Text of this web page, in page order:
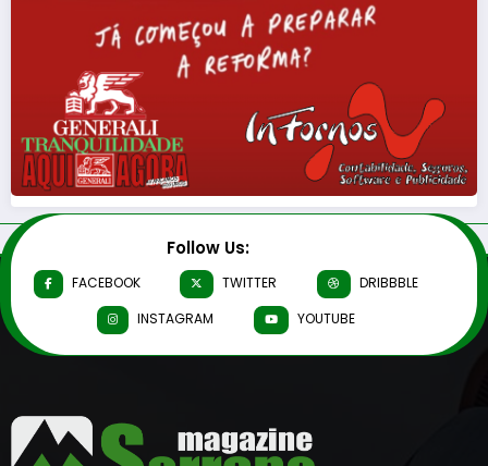
Follow Us:
FACEBOOK TWITTER
DRIBBBLE
INSTAGRAM
YOUTUBE